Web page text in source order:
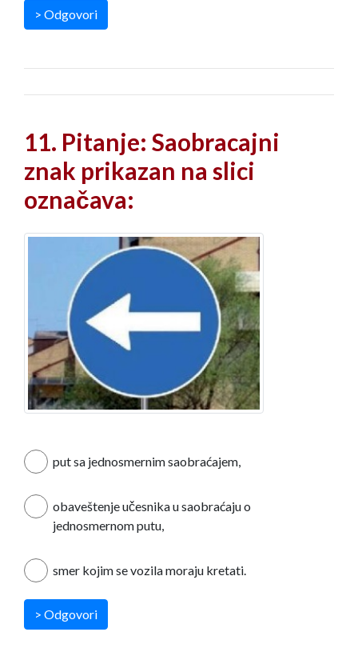
> Odgovori
11. Pitanje: Saobracajni
znak prikazan na slici
označava:
put sa jednosmernim saobraćajem,
obaveštenje učesnika u saobraćaju o
jednosmernom putu,
smer kojim se vozila moraju kretati.
> Odgovori